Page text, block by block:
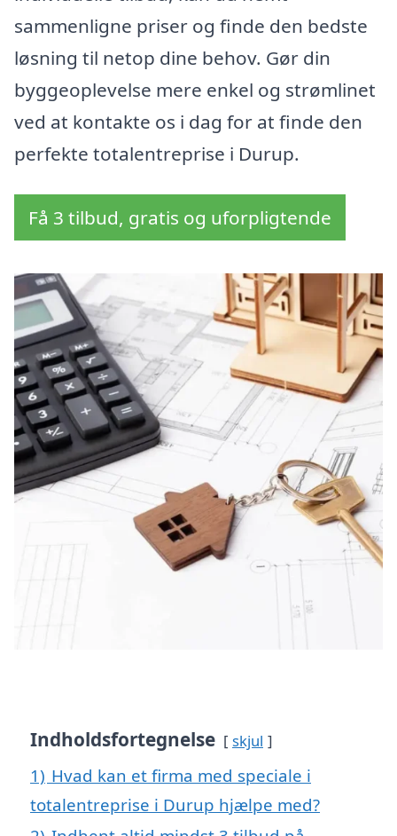
sammenligne priser og finde den bedste
løsning til netop dine behov. Gør din
byggeoplevelse mere enkel og strømlinet
ved at kontakte os i dag for at finde den
perfekte totalentreprise i Durup.
Få 3 tilbud, gratis og uforpligtende
Indholdsfortegnelse skjul
1) Hvad kan et firma med speciale i
totalentreprise i Durup hjælpe med?